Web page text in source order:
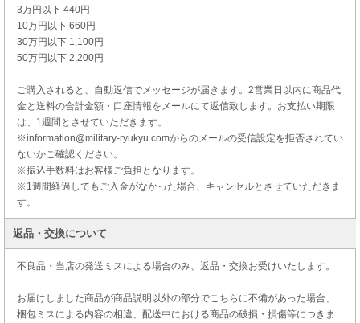
3万円以下 440円
10万円以下 660円
30万円以下 1,100円
50万円以下 2,200円
ご購入されると、自動返信でメッセージが届きます。2営業日以内に商品代
金と送料の合計金額・口座情報をメールにて返信致します。お支払い期限
は、1週間とさせていただきます。
※information@military-ryukyu.comからのメールの受信設定を拒否されてい
ないかご確認ください。
※振込手数料はお客様ご負担となります。
※1週間経過してもご入金がなかった場合、キャンセルとさせていただきま
す。
返品・交換について
不良品・当店の発送ミスによる場合のみ、返品・交換お受けいたします。
お届けしました商品が商品説明以外の部分でこちらに不備があった場合、
梱包ミスによる内容の相違、配送中における商品の破損・損傷等につきま